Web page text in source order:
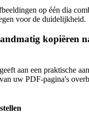
op één dia
voor de duidelijkheid.
kopiëren
aan een praktische
uw PDF-pagina's